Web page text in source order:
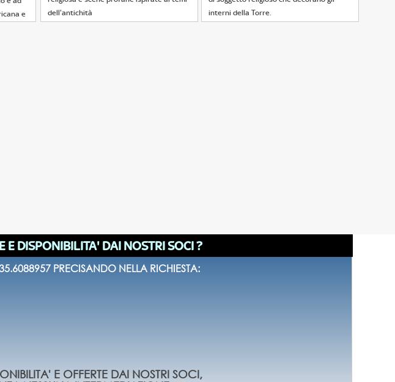
PRECISANDO NELLA RICHIESTA:
E OFFERTE DAI NOSTRI SOCI,
E DISPONIBILITA' DAI NOSTRI SOCI ?
e
dell'antichità
interni della Torre.